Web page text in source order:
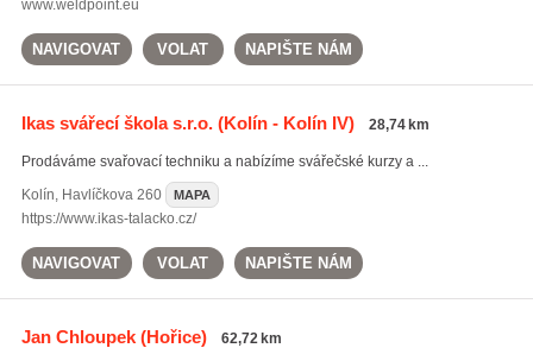
www.weldpoint.eu
NAVIGOVAT VOLAT NAPIŠTE NÁM
Ikas svářecí škola s.r.o.(Kolín - Kolín IV) 28,74 km
Prodáváme svařovací techniku a nabízíme svářečské kurzy a ...
Kolín, Havlíčkova 260 MAPA
https://www.ikas-talacko.cz/
NAVIGOVAT VOLAT NAPIŠTE NÁM
Jan Chloupek(Hořice) 62,72 km